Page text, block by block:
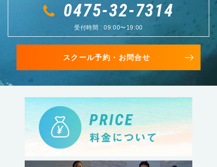
0475-32-7314
受付時間 : 09:00〜19:00
スクール予約・お問合せ